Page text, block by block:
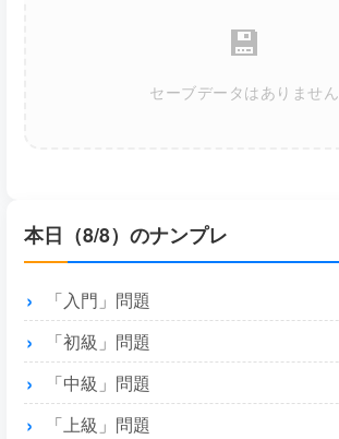
💾
セーブデータはありません
本日（8/8）のナンプレ
「入門」問題
「初級」問題
「中級」問題
「上級」問題